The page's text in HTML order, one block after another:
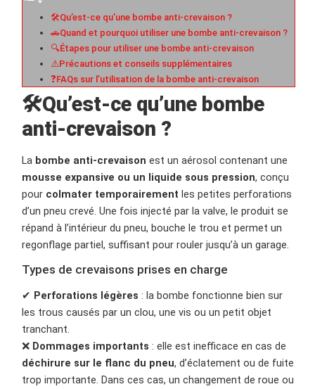
🛠️Qu’est-ce qu’une bombe anti-crevaison ?
🚗Quand et pourquoi utiliser une bombe anti-crevaison ?
🔍Étapes pour utiliser une bombe anti-crevaison
⚠️Précautions et conseils supplémentaires
❓FAQs sur l’utilisation de la bombe anti-crevaison
🛠️Qu’est-ce qu’une bombe
anti-crevaison ?
La bombe anti-crevaison est un aérosol contenant une
mousse expansive ou un liquide sous pression, conçu
pour colmater temporairement les petites perforations
d’un pneu crevé. Une fois injecté par la valve, le produit se
répand à l’intérieur du pneu, bouche le trou et permet un
regonflage partiel, suffisant pour rouler jusqu’à un garage.
Types de crevaisons prises en charge
✔ Perforations légères : la bombe fonctionne bien sur
les trous causés par un clou, une vis ou un petit objet
tranchant.
❌ Dommages importants : elle est inefficace en cas de
déchirure sur le flanc du pneu, d’éclatement ou de fuite
trop importante. Dans ces cas, un changement de roue ou